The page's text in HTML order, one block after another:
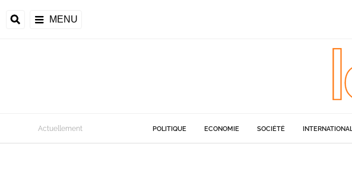
MENU
Actuellement POLITIQUE ECONOMIE SOCIÉTÉ INTERNATIONAL